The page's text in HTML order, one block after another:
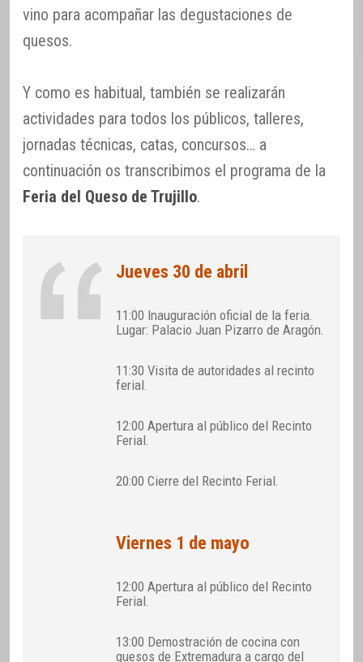
vino para acompañar las degustaciones de
quesos.
Y como es habitual, también se realizarán
actividades para todos los públicos, talleres,
jornadas técnicas, catas, concursos… a
continuación os transcribimos el programa de la
Feria del Queso de Trujillo.
Jueves 30 de abril
11:00 Inauguración oficial de la feria.
Lugar: Palacio Juan Pizarro de Aragón.
11:30 Visita de autoridades al recinto
ferial.
12:00 Apertura al público del Recinto
Ferial.
20:00 Cierre del Recinto Ferial.
Viernes 1 de mayo
12:00 Apertura al público del Recinto
Ferial.
13:00 Demostración de cocina con
quesos de Extremadura a cargo del